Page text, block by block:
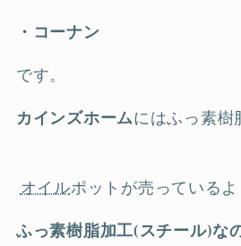
・コーナン
です。
カインズホームにはふっ素樹
オイルポットが売っているよ
ふっ素樹脂加工(スチール)な